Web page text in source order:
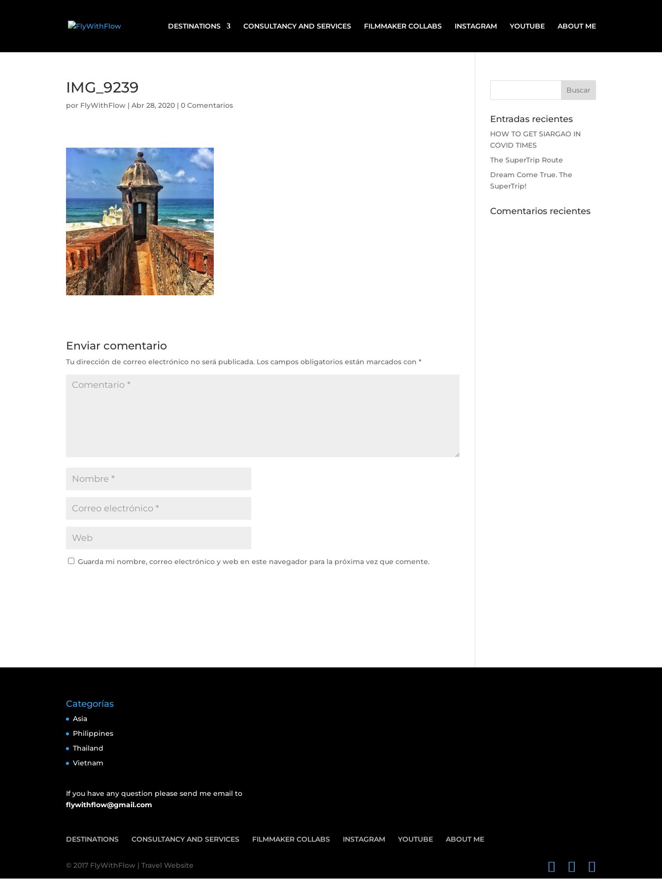
DESTINATIONS CONSULTANCY AND SERVICES FILMMAKER COLLABS INSTAGRAM YOUTUBE ABOUT ME
IMG_9239
por FlyWithFlow |Abr 28, 2020 |0 Comentarios
Enviar comentario
Tu dirección de correo electrónico no será publicada. Los campos obligatorios están marcados con*
Guarda mi nombre, correo electrónico y web en este navegador para la próxima vez que comente.
Entradas recientes
HOW TO GET SIARGAO IN
COVID TIMES
The SuperTrip Route
Dream Come True. The
SuperTrip!
Comentarios recientes
Categorías
Asia
Philippines
Thailand
Vietnam
If you have any question please send me email to
flywithflow@gmail.com
DESTINATIONS CONSULTANCY AND SERVICES FILMMAKER COLLABS INSTAGRAM YOUTUBE ABOUT ME
© 2017 FlyWithFlow | Travel Website